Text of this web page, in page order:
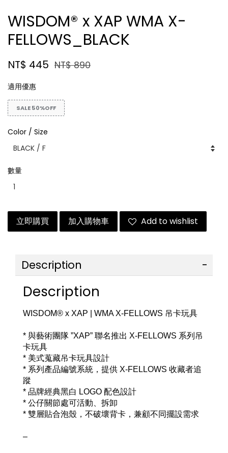
WISDOM® x XAP WMA X-
FELLOWS_BLACK
NT$ 445 NT$ 890
適用優惠
SALE 50%OFF
Color / Size
數量
立即購買 加入購物車 Add to wishlist
Description
Description
WISDOM® x XAP | WMA X-FELLOWS 吊卡玩具
* 與藝術團隊 ”XAP” 聯名推出 X-FELLOWS 系列吊
卡玩具
* 美式蒐藏吊卡玩具設計
* 系列產品編號系統，提供 X-FELLOWS 收藏者追
蹤
* 品牌經典黑白 LOGO 配色設計
* 公仔關節處可活動、拆卸
* 雙層貼合泡殼，不破壞背卡，兼顧不同擺設需求
–